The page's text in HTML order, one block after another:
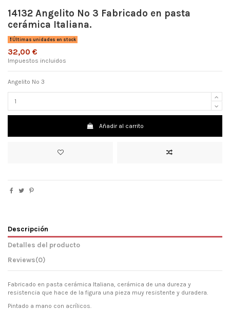
14132 Angelito Nº 3 Fabricado en pasta
cerámica Italiana.
Últimas unidades en stock
32,00 €
Impuestos incluidos
Angelito Nº 3
Añadir al carrito
Descripción
Detalles del producto
Reviews(0)
Fabricado en pasta cerámica Italiana, cerámica de una dureza y
resistencia que hace de la figura una pieza muy resistente y duradera.
Pintado a mano con acrílicos.